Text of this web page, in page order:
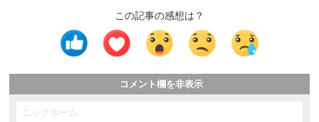
この記事の感想は？
コメント欄を非表示